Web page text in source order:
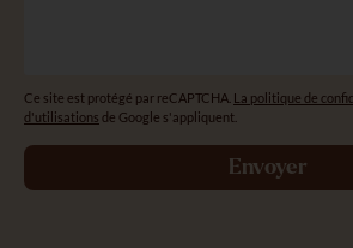
Ce site est protégé par reCAPTCHA. La politique de
d'utilisations de Google s'appliquent.
Envoyer